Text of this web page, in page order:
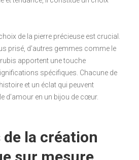
de la pierre précieuse est crucial.
prisé, d’autres gemmes comme le
rubis apportent une touche
spécifiques. Chacune de
et un éclat qui peuvent
d’amour en un bijou de cœur.
de la création